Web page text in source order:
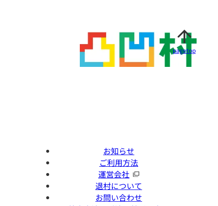
pagetop
お知らせ
ご利用方法
運営会社
退村について
お問い合わせ